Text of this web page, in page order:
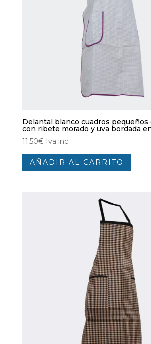
Delantal blanco cuadros pequeños
con ribete morado y uva bordada
11,50€ Iva inc.
AÑADIR AL CARRITO